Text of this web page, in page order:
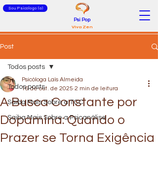
Sou Psicólogo (a)
Psi Pop
Viva Zen
Post
Todos posts
Saiba Mais Sobre a TCC
Saiba Mais Sobre a Psicanálise
Todos posts
A Busca Constante por
Dopamina: Quando o
Prazer se Torna Exigência
Psicóloga Laís Almeida
16 de out. de 2025 2 min de leitura